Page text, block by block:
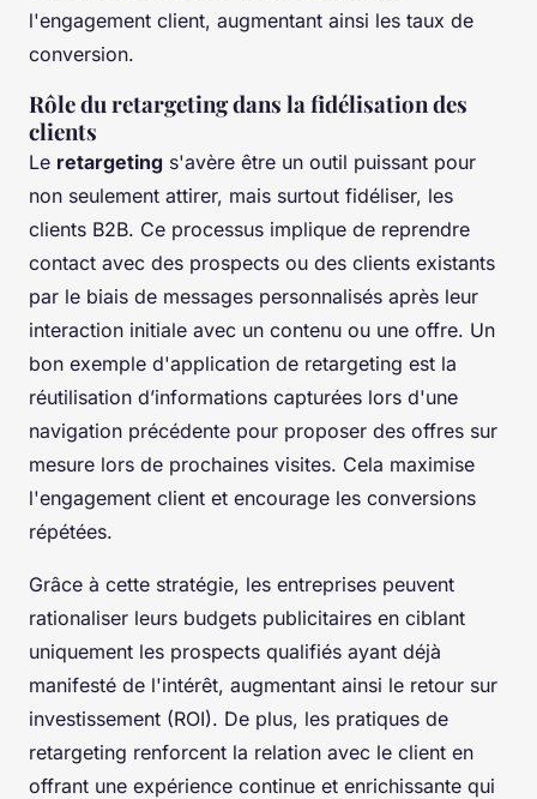
l'engagement client, augmentant ainsi les taux de
conversion.
Rôle du retargeting dans la fidélisation des
clients
Le retargeting s'avère être un outil puissant pour
non seulement attirer, mais surtout fidéliser, les
clients B2B. Ce processus implique de reprendre
contact avec des prospects ou des clients existants
par le biais de messages personnalisés après leur
interaction initiale avec un contenu ou une offre. Un
bon exemple d'application de retargeting est la
réutilisation d’informations capturées lors d'une
navigation précédente pour proposer des offres sur
mesure lors de prochaines visites. Cela maximise
l'engagement client et encourage les conversions
répétées.
Grâce à cette stratégie, les entreprises peuvent
rationaliser leurs budgets publicitaires en ciblant
uniquement les prospects qualifiés ayant déjà
manifesté de l'intérêt, augmentant ainsi le retour sur
investissement (ROI). De plus, les pratiques de
retargeting renforcent la relation avec le client en
offrant une expérience continue et enrichissante qui